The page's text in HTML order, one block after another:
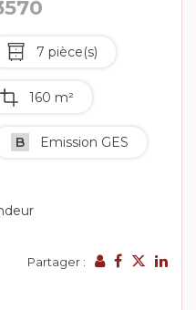
7 pièce(s)
160 m²
B Emission GES
Partager :